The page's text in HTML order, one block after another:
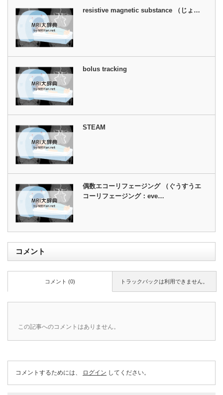
resistive magnetic substance （じょ…
bolus tracking
STEAM
偶数エコーリフェージング （ぐうすうエ
コーリフェージング：eve…
コメント
トラックバックは利用できません。
コメント (0)
この記事へのコメントはありません。
コメントするためには、 ログイン してください。